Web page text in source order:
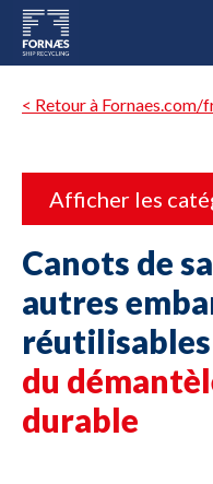
< Retour à Fornaes.com/
Afficher les
Canots de
autres
réutilisables
du
durable